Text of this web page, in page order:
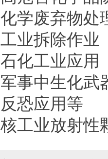
化学废弃物处
工业拆除作业
石化工业应用
军事中生化武
反恐应用等
核工业放射性